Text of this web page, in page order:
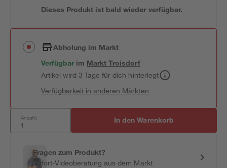
Dieses Produkt ist bald wieder verfügbar.
Abholung im Markt
Verfügbar im MarktTroisdorf
Artikel wird 3 Tage für dich hinterlegt
Verfügbarkeit in anderen Märkten
Anzahl: In den Warenkorb
Fragen zum Produkt?
Sofort-Videoberatung aus dem Markt